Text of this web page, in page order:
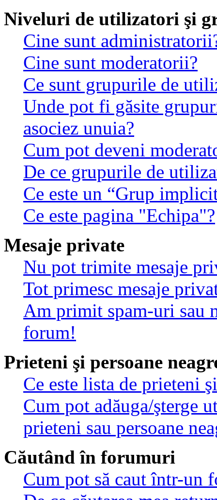
Niveluri de utilizatori şi
Cine sunt
Cine sunt moderatorii?
Ce sunt grupurile de
Unde pot fi găsite
asociez unuia?
Cum pot deveni
De ce grupurile de
Ce este un “Grup
Ce este pagina "Echipa"?
Mesaje private
Nu pot trimite mesaje
Tot primesc mesaje
Am primit spam-uri sau
forum!
Prieteni şi persoane
Ce este lista de prieteni
Cum pot adăuga/şterge
prieteni sau persoane
Căutând în forumuri
Cum pot să caut într-un